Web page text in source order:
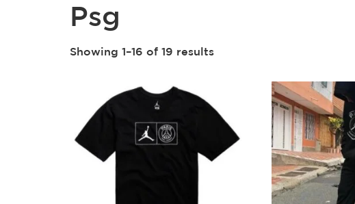
Psg
Showing 1–16 of 19 results